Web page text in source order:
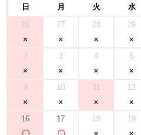
日 月 火 水
26
27 28 29
2 3 4 5
9 10 11 12
16 17 18 19